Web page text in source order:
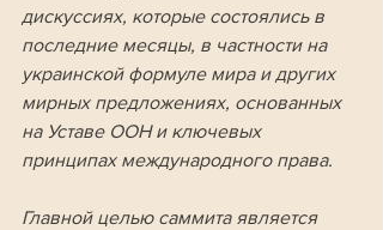
дискуссиях, которые состоялись в
последние месяцы, в частности на
украинской формуле мира и других
мирных предложениях, основанных
на Уставе ООН и ключевых
принципах международного права.
Главной целью саммита является